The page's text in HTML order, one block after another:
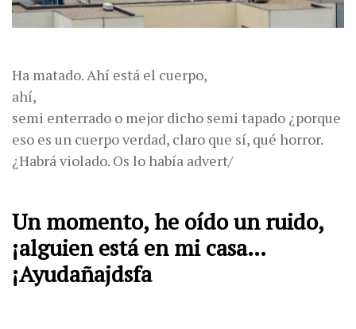
Ha matado. Ahí está el cuerpo,
ahí,
semi enterrado o mejor dicho semi tapado ¿porque
eso es un cuerpo verdad, claro que sí, qué horror.
¿Habrá violado. Os lo había advert/
Un momento, he oído un ruido,
¡alguien está en mi casa…
¡Ayudañajdsfa